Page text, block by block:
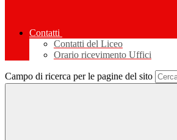
Contatti
Contatti del Liceo
Orario ricevimento Uffici
Campo di ricerca per le pagine del sito